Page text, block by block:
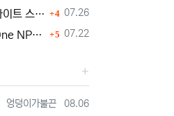
등록일
07.26
몇일전에 상인 매머나이트 스킬때문에 질문햇었는데요~
댓글
4
등록일
07.22
[rAthena] All-in-One NPC 한국어화 버전
댓글
5
등록자
엉덩이가불끈 등록일
08.06